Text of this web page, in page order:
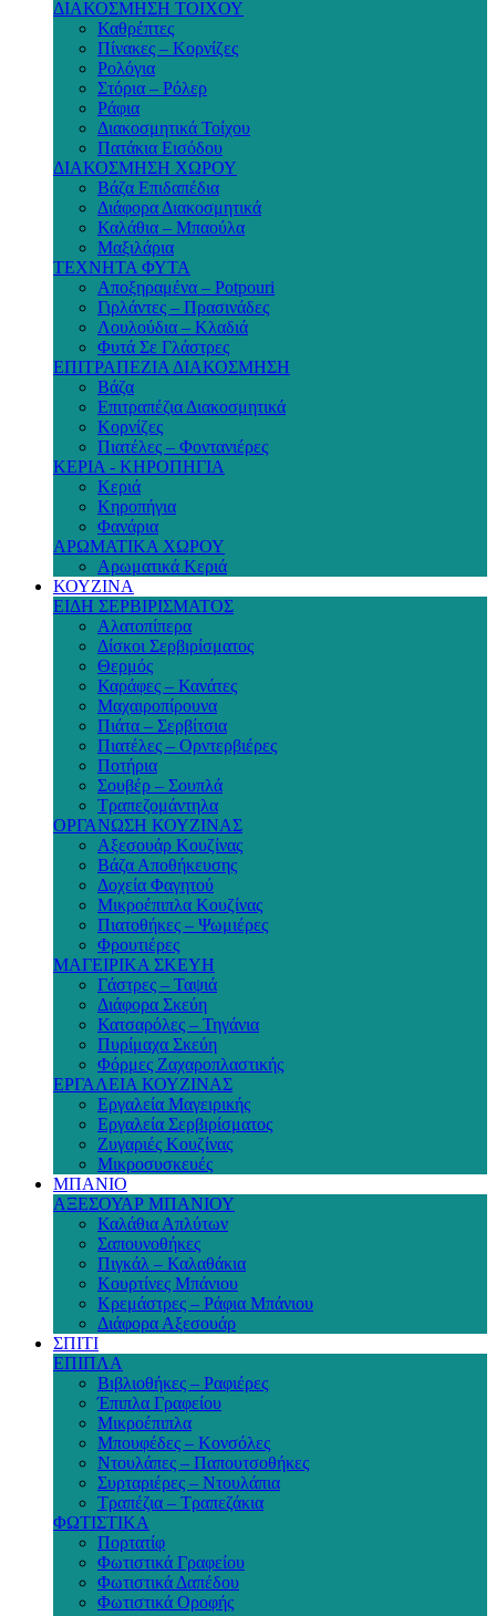
ΔΙΑΚΟΣΜΗΣΗ ΤΟΙΧΟΥ
Καθρέπτες
Πίνακες – Κορνίζες
Ρολόγια
Στόρια – Ρόλερ
Ράφια
Διακοσμητικά Τοίχου
Πατάκια Εισόδου
ΔΙΑΚΟΣΜΗΣΗ ΧΩΡΟΥ
Βάζα Επιδαπέδια
Διάφορα Διακοσμητικά
Καλάθια – Μπαούλα
Μαξιλάρια
ΤΕΧΝΗΤΑ ΦΥΤΑ
Αποξηραμένα – Potpouri
Γιρλάντες – Πρασινάδες
Λουλούδια – Κλαδιά
Φυτά Σε Γλάστρες
ΕΠΙΤΡΑΠΕΖΙΑ ΔΙΑΚΟΣΜΗΣΗ
Βάζα
Επιτραπέζια Διακοσμητικά
Κορνίζες
Πιατέλες – Φοντανιέρες
ΚΕΡΙΑ - ΚΗΡΟΠΗΓΙΑ
Κεριά
Κηροπήγια
Φανάρια
ΑΡΩΜΑΤΙΚΑ ΧΩΡΟΥ
Αρωματικά Κεριά
ΚΟΥΖΙΝΑ
ΕΙΔΗ ΣΕΡΒΙΡΙΣΜΑΤΟΣ
Αλατοπίπερα
Δίσκοι Σερβιρίσματος
Θερμός
Καράφες – Κανάτες
Μαχαιροπίρουνα
Πιάτα – Σερβίτσια
Πιατέλες – Ορντερβιέρες
Ποτήρια
Σουβέρ – Σουπλά
Τραπεζομάντηλα
ΟΡΓΑΝΩΣΗ ΚΟΥΖΙΝΑΣ
Αξεσουάρ Κουζίνας
Βάζα Αποθήκευσης
Δοχεία Φαγητού
Μικροέπιπλα Κουζίνας
Πιατοθήκες – Ψωμιέρες
Φρουτιέρες
ΜΑΓΕΙΡΙΚΑ ΣΚΕΥΗ
Γάστρες – Ταψιά
Διάφορα Σκεύη
Κατσαρόλες – Τηγάνια
Πυρίμαχα Σκεύη
Φόρμες Ζαχαροπλαστικής
ΕΡΓΑΛΕΙΑ ΚΟΥΖΙΝΑΣ
Εργαλεία Μαγειρικής
Εργαλεία Σερβιρίσματος
Ζυγαριές Κουζίνας
Μικροσυσκευές
ΜΠΑΝΙΟ
ΑΞΕΣΟΥΑΡ ΜΠΑΝΙΟΥ
Καλάθια Απλύτων
Σαπουνοθήκες
Πιγκάλ – Καλαθάκια
Κουρτίνες Μπάνιου
Κρεμάστρες – Ράφια Μπάνιου
Διάφορα Αξεσουάρ
ΣΠΙΤΙ
ΕΠΙΠΛΑ
Βιβλιοθήκες – Ραφιέρες
Έπιπλα Γραφείου
Μικροέπιπλα
Μπουφέδες – Κονσόλες
Ντουλάπες – Παπουτσοθήκες
Συρταριέρες – Ντουλάπια
Τραπέζια – Τραπεζάκια
ΦΩΤΙΣΤΙΚΑ
Πορτατίφ
Φωτιστικά Γραφείου
Φωτιστικά Δαπέδου
Φωτιστικά Οροφής